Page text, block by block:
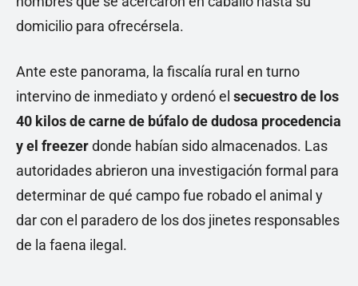
domicilio para ofrecérsela.
Ante este panorama, la fiscalía rural en turno
intervino de inmediato y ordenó el secuestro de los
40 kilos de carne de búfalo de dudosa procedencia
y el freezerdonde habían sido almacenados. Las
autoridades abrieron una investigación formal para
determinar de qué campo fue robado el animal y
dar con el paradero de los dos jinetes responsables
de la faena ilegal.